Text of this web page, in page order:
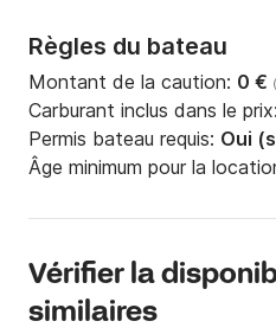
Règles du bateau
Montant de la caution: 0 €
Carburant inclus dans le prix:
Permis bateau requis: Oui
Âge minimum pour la
Vérifier la
similaires